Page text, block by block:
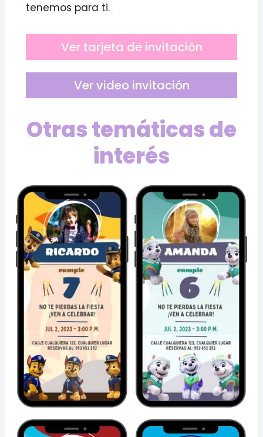
tenemos para ti.
Ver tarjeta de invitación
Ver video invitación
Otras temáticas de
interés